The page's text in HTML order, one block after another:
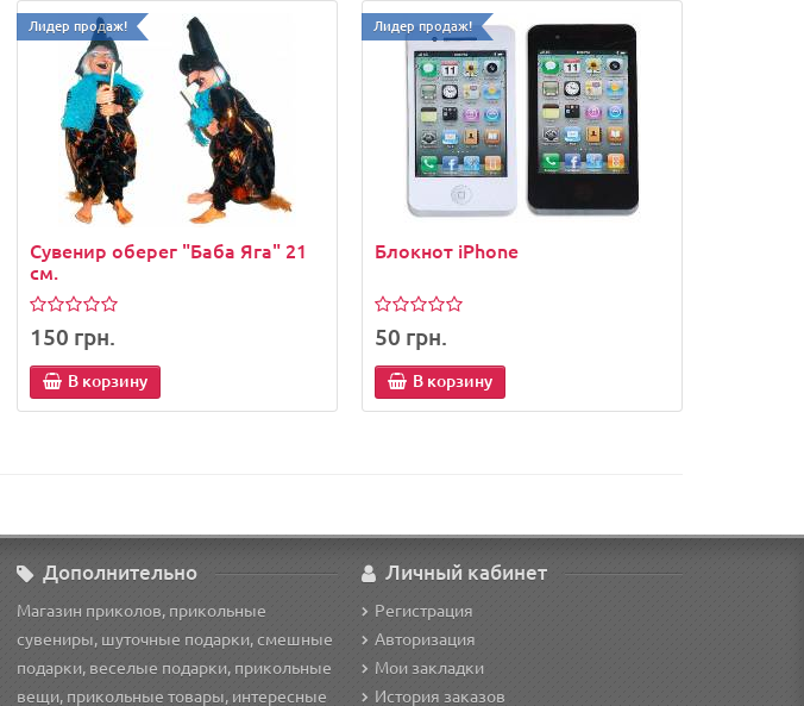
Лидер продаж!
Сувенир оберег "Баба Яга" 21
см.
150 грн.
В корзину
Лидер продаж!
Блокнот iPhone
50 грн.
В корзину
Дополнительно
Магазин приколов, прикольные
сувениры, шуточные подарки, смешные
подарки, веселые подарки, прикольные
вещи, прикольные товары, интересные
Личный кабинет
Регистрация
Авторизация
Мои закладки
История заказов